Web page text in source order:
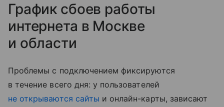
График сбоев работы
интернета в Москве
и области
Проблемы с подключением фиксируются
в течение всего дня: у пользователей
не открываются сайты и онлайн-карты, зависают